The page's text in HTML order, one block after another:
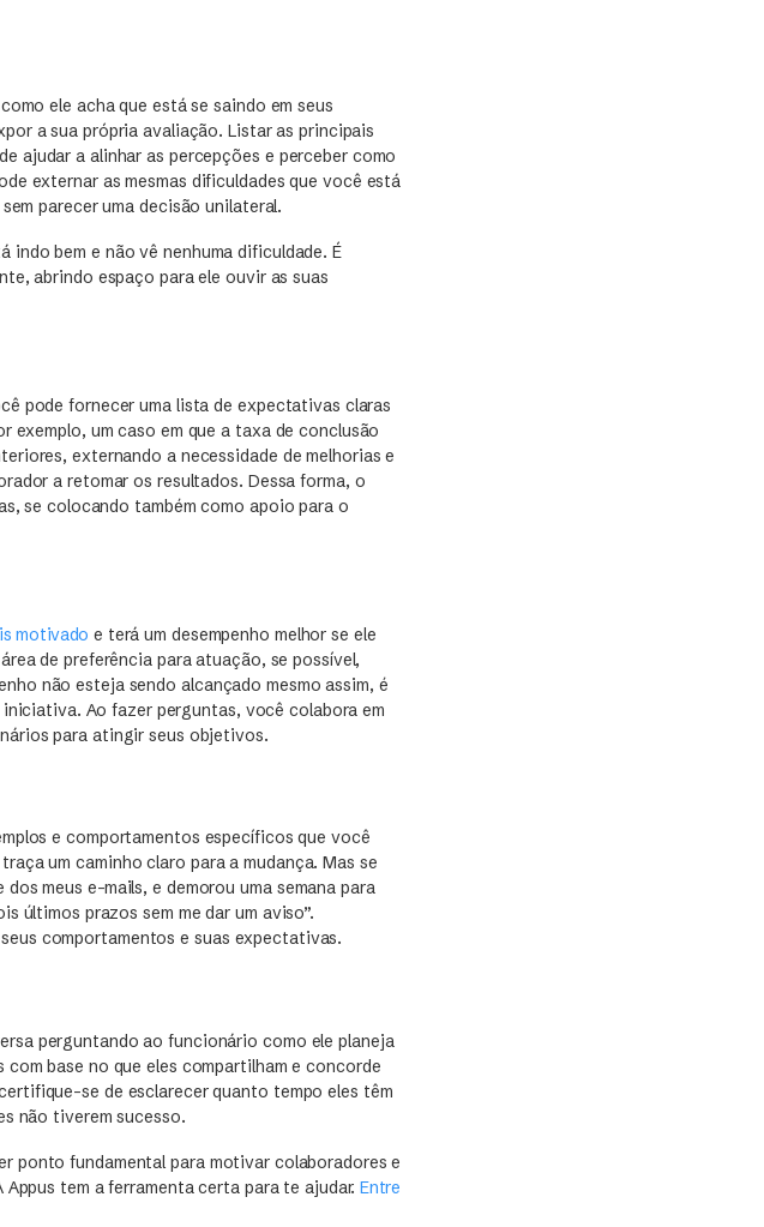
ele acha que está se saindo em seus
a sua própria avaliação. Listar as principais
ajudar a alinhar as percepções e perceber como
externar as mesmas dificuldades que você está
parecer uma decisão unilateral.
indo bem e não vê nenhuma dificuldade. É
abrindo espaço para ele ouvir as suas
pode fornecer uma lista de expectativas claras
exemplo, um caso em que a taxa de conclusão
externando a necessidade de melhorias e
a retomar os resultados. Dessa forma, o
se colocando também como apoio para o
motivado e terá um desempenho melhor se ele
de preferência para atuação, se possível,
não esteja sendo alcançado mesmo assim, é
Ao fazer perguntas, você colabora em
para atingir seus objetivos.
e comportamentos específicos que você
um caminho claro para a mudança. Mas se
meus e-mails, e demorou uma semana para
últimos prazos sem me dar um aviso”.
comportamentos e suas expectativas.
perguntando ao funcionário como ele planeja
base no que eles compartilham e concorde
se de esclarecer quanto tempo eles têm
não tiverem sucesso.
ponto fundamental para motivar colaboradores e
tem a ferramenta certa para te ajudar.Entre